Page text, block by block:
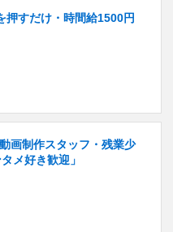
押すだけ・時間給1500円
画制作スタッフ・残業少
メ好き歓迎」